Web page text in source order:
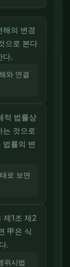
해의 변경
으로 본다
다.
와 연결
적 법률상
는 것으로
법률의 변
로 보면
제1조 제2
甲은 식
.
위시법